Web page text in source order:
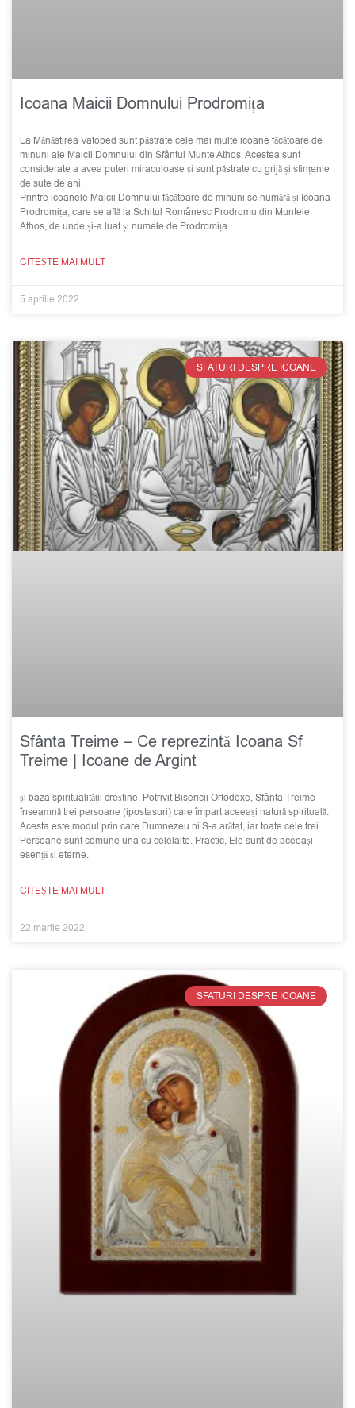
Icoana Maicii Domnului Prodromița
La Mănăstirea Vatoped sunt păstrate cele mai multe icoane făcătoare de
minuni ale Maicii Domnului din Sfântul Munte Athos. Acestea sunt
considerate a avea puteri miraculoase și sunt păstrate cu grijă și sfințenie
de sute de ani.
Printre icoanele Maicii Domnului făcătoare de minuni se numără și Icoana
Prodromița, care se află la Schitul Românesc Prodromu din Muntele
Athos, de unde și-a luat și numele de Prodromița.
CITEȘTE MAI MULT
5 aprilie 2022
SFATURI DESPRE ICOANE
Sfânta Treime – Ce reprezintă Icoana Sf
Treime | Icoane de Argint
și baza spiritualității creștine. Potrivit Bisericii Ortodoxe, Sfânta Treime
înseamnă trei persoane (ipostasuri) care împart aceeași natură spirituală.
Acesta este modul prin care Dumnezeu ni S-a arătat, iar toate cele trei
Persoane sunt comune una cu celelalte. Practic, Ele sunt de aceeași
esență și eterne.
CITEȘTE MAI MULT
22 martie 2022
SFATURI DESPRE ICOANE